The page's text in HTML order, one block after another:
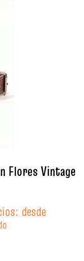
Flores Vintage
desde